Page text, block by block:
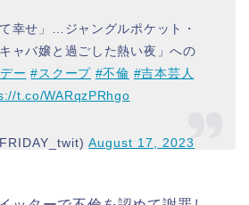
幸せ」…ジャングルポケット・
ャバ嬢と過ごした熱い夜」への
ー #スクープ #不倫 #吉本芸人
t.co/WARqzPRhgo
August 17, 2023